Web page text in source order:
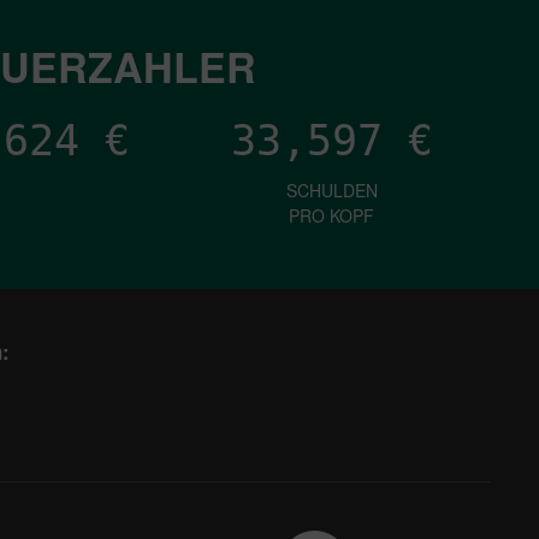
€ 33,597 €
SCHULDEN
PRO KOPF